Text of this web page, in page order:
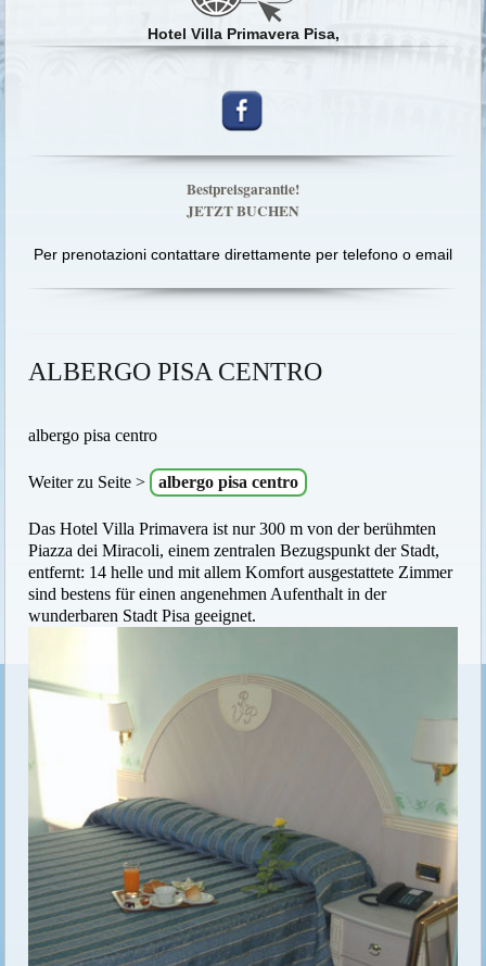
Hotel Villa Primavera Pisa,
Bestpreisgarantie!
JETZT BUCHEN
Per prenotazioni contattare direttamente per telefono o email
ALBERGO PISA CENTRO
albergo pisa centro
Weiter zu Seite > albergo pisa centro
Das Hotel Villa Primavera ist nur 300 m von der berühmten
Piazza dei Miracoli, einem zentralen Bezugspunkt der Stadt,
entfernt: 14 helle und mit allem Komfort ausgestattete Zimmer
sind bestens für einen angenehmen Aufenthalt in der
wunderbaren Stadt Pisa geeignet.